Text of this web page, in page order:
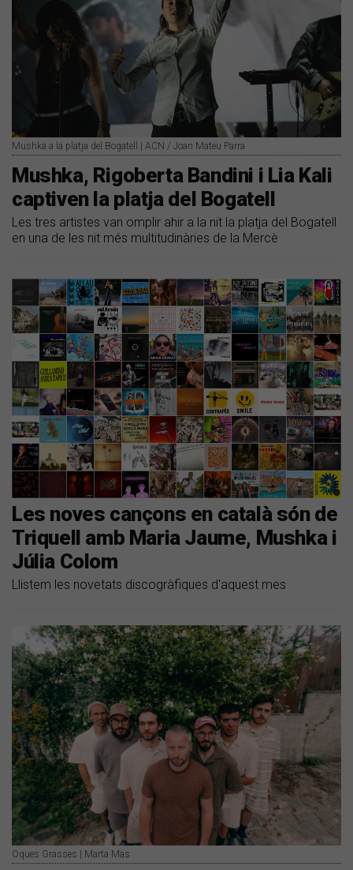
Mushka a la platja del Bogatell | ACN / Joan Mateu Parra
Mushka, Rigoberta Bandini i Lia Kali
captiven la platja del Bogatell
Les tres artistes van omplir ahir a la nit la platja del Bogatell
en una de les nit més multitudinàries de la Mercè
Les noves cançons en català són de
Triquell amb Maria Jaume, Mushka i
Júlia Colom
Llistem les novetats discogràfiques d'aquest mes
Oques Grasses | Marta Mas